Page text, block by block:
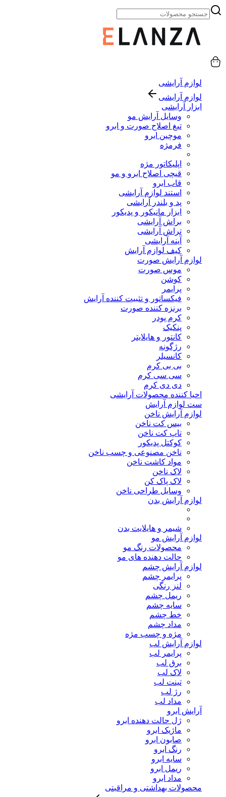
لوازم آرایشی
لوازم آرایشی
ابزار آرایشی
وسایل آرایش مو
تیغ اصلاح صورت و ابرو
موچین ابرو
فرمژه
اپلیکاتور مژه
قیچی اصلاح ابرو و مو
قاب ابرو
استند لوازم آرایشی
پد و بلندر آرایشی
ابزار مانیکور و پدیکور
براش آرایشی
تراش آرایشی
آینه آرایشی
کیف لوازم آرایش
لوازم آرایش صورت
موس صورت
کوشن
پرایمر
فیکساتور و تثبیت کننده آرایش
برنزه کننده صورت
کرم پودر
پنکیک
کانتور و هایلایتر
رژگونه
کانسیلر
بی بی کرم
سی سی کرم
دی دی کرم
احیا کننده محصولات آرایشی
ست لوازم آرایش
لوازم آرایش ناخن
بیس کت ناخن
تاپ کت ناخن
کوکتل پدیکور
ناخن مصنوعی و چسب ناخن
مواد کاشت ناخن
لاک ناخن
لاک پاک کن
وسایل طراحی ناخن
لوازم آرایش بدن
شیمر و هایلایت بدن
لوازم آرایش مو
محصولات رنگ مو
حالت دهنده های مو
لوازم آرایش چشم
پرایمر چشم
لنز رنگی
ریمل چشم
سایه چشم
خط چشم
مداد چشم
مژه و چسب مژه
لوازم آرایش لب
پرایمر لب
برق لب
لاک لب
تینت لب
رژ لب
مداد لب
آرایش ابرو
ژل حالت دهنده ابرو
ماژیک ابرو
صابون ابرو
رنگ ابرو
سایه ابرو
ریمل ابرو
مداد ابرو
محصولات بهداشتی و مراقبتی